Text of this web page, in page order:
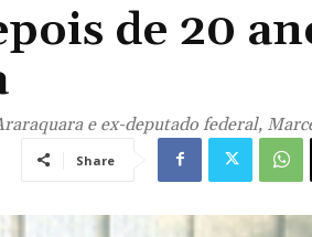
de 20
e ex-deputado federal,
Share